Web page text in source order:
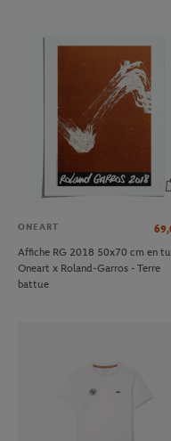
ONEART
Affiche RG 2018 50x70 cm en
Oneart x Roland-Garros - Terre
battue